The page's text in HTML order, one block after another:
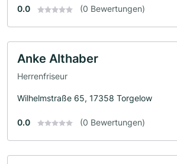
0.0 (0 Bewertungen)
Anke Althaber
Herrenfriseur
Wilhelmstraße 65, 17358 Torgelow
0.0 (0 Bewertungen)